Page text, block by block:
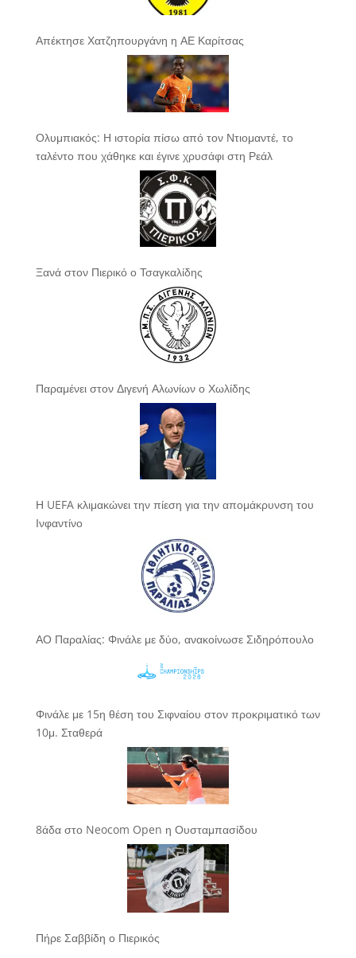
Απέκτησε Χατζηπουργάνη η ΑΕ Καρίτσας
Ολυμπιακός: Η ιστορία πίσω από τον Ντιομαντέ, το
ταλέντο που χάθηκε και έγινε χρυσάφι στη Ρεάλ
Ξανά στον Πιερικό ο Τσαγκαλίδης
Παραμένει στον Διγενή Αλωνίων ο Χωλίδης
Η UEFA κλιμακώνει την πίεση για την απομάκρυνση του
Ινφαντίνο
ΑΟ Παραλίας: Φινάλε με δύο, ανακοίνωσε Σιδηρόπουλο
Φινάλε με 15η θέση του Σιφναίου στον προκριματικό των
10μ. Σταθερά
8άδα στο Neocom Open η Ουσταμπασίδου
Πήρε Σαββίδη ο Πιερικός